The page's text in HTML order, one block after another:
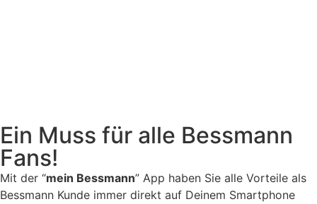
Ein Muss für alle Bessmann
Fans!
Mit der “mein Bessmann” App haben Sie alle Vorteile als
Bessmann Kunde immer direkt auf Deinem Smartphone